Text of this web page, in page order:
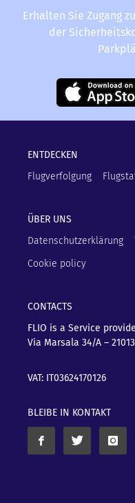
Erhalten Sie Zugang
der
ENTDECKEN
Flugverfolgung
ÜBER UNS
Datenschutzerklärung
Cookie policy
CONTACTS
FLIO is a Service
Via Marsala 34/A – 21013
VAT: IT03624170126
BLEIBE IN KONTAKT